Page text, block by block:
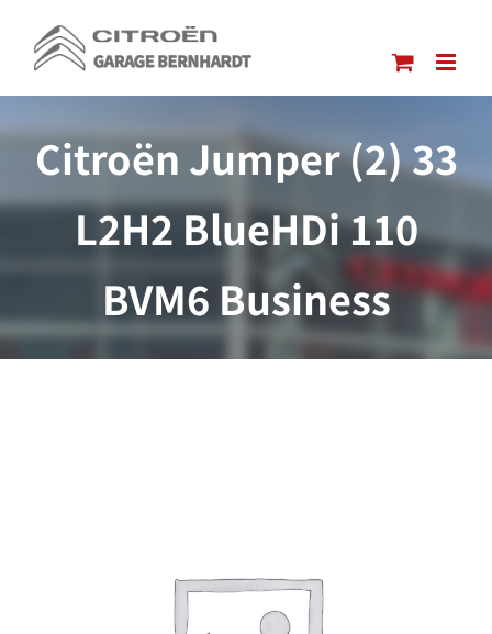
contenu
Citroën Jumper (2) 33
L2H2 BlueHDi 110
BVM6 Business